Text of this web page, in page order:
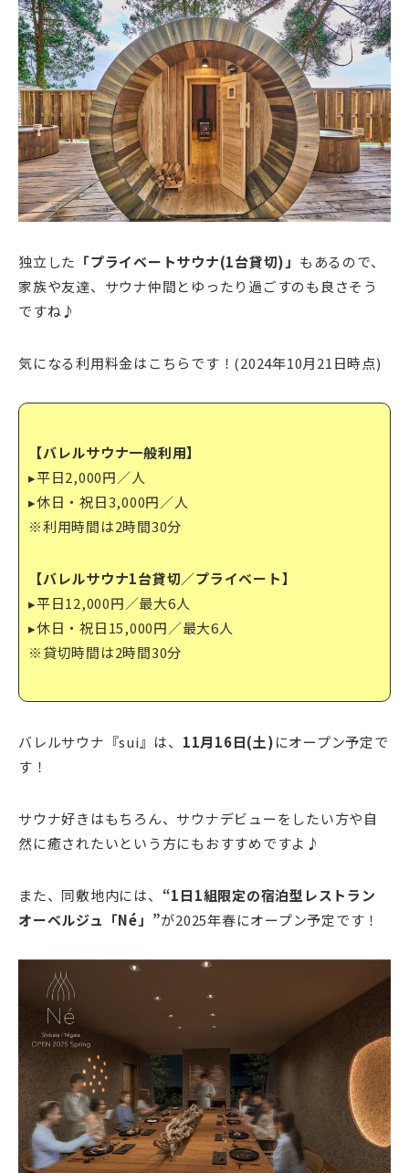
独立した 「プライベートサウナ(1台貸切)」 もあるので、
家族や友達、サウナ仲間とゆったり過ごすのも良さそう
ですね♪
気になる利用料金はこちらです！(2024年10月21日時点)
【バレルサウナ一般利用】
▸平日2,000円／人
▸休日・祝日3,000円／人
※利用時間は2時間30分
【バレルサウナ1台貸切／プライベート】
▸平日12,000円／最大6人
▸休日・祝日15,000円／最大6人
※貸切時間は2時間30分
バレルサウナ『sui』は、 11月16日(土)にオープン予定で
す！
サウナ好きはもちろん、サウナデビューをしたい方や自
然に癒されたいという方にもおすすめですよ♪
また、同敷地内には、 “1日1組限定の宿泊型レストラン
オーベルジュ「Né」”が2025年春にオープン予定です！